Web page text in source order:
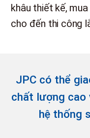
khâu thiết kế,
cho đến thi công
JPC có thể
chất lượng cao
hệ thống